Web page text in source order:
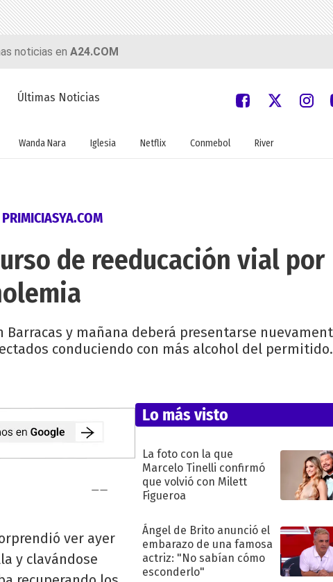
noticias en A24.COM
Últimas Noticias
Wanda Nara Iglesia Netflix Conmebol River
de reeducación vial por
y mañana deberá presentarse
conduciendo con más alcohol del permitido.
ver ayer
y clavándose
Lo más visto
La foto con la que
Marcelo Tinelli confirmó
que volvió con Milett
Figueroa
Ángel de Brito anunció el
embarazo de una famosa
actriz: "No sabían cómo
esconderlo"